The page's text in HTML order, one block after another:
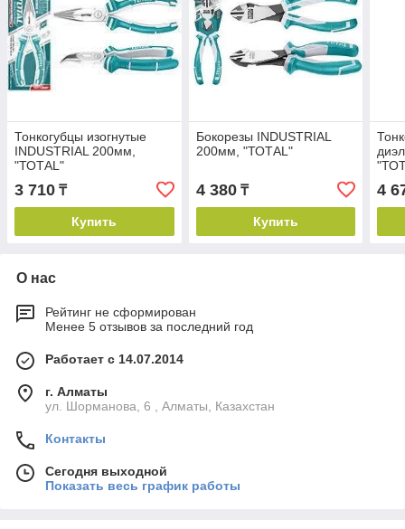
Тонкогубцы изогнутые
INDUSTRIAL 200мм,
"ТОТАL"
3 710 ₸
Купить
Бокорезы INDUSTRIAL
200мм, "ТОТАL"
4 380₸
Купить
4
О нас
Рейтинг не сформирован
Менее 5 отзывов за последний год
Работает с 14.07.2014
г. Алматы
ул. Шорманова, 6 , Алматы, Казахстан
Контакты
Сегодня выходной
Показать весь график работы